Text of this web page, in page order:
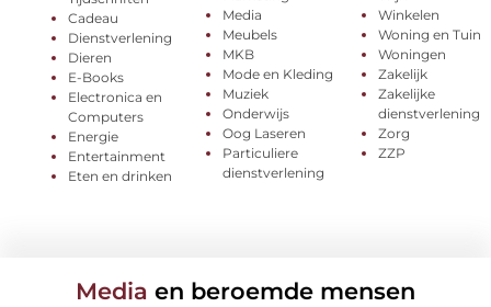
Cadeau
Dienstverlening
Dieren
E-Books
Electronica en
Computers
Energie
Entertainment
Eten en drinken
Media
Meubels
MKB
Mode en Kleding
Muziek
Onderwijs
Oog Laseren
Particuliere
dienstverlening
Winkelen
Woning en Tuin
Woningen
Zakelijk
Zakelijke
dienstverlening
Zorg
ZZP
Media en beroemde mensen